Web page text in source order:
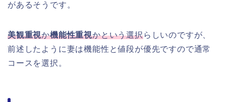
があるそうです。
美観重視か機能性重視かという選択らしいのですが、
前述したように妻は機能性と値段が優先ですので通常
コースを選択。